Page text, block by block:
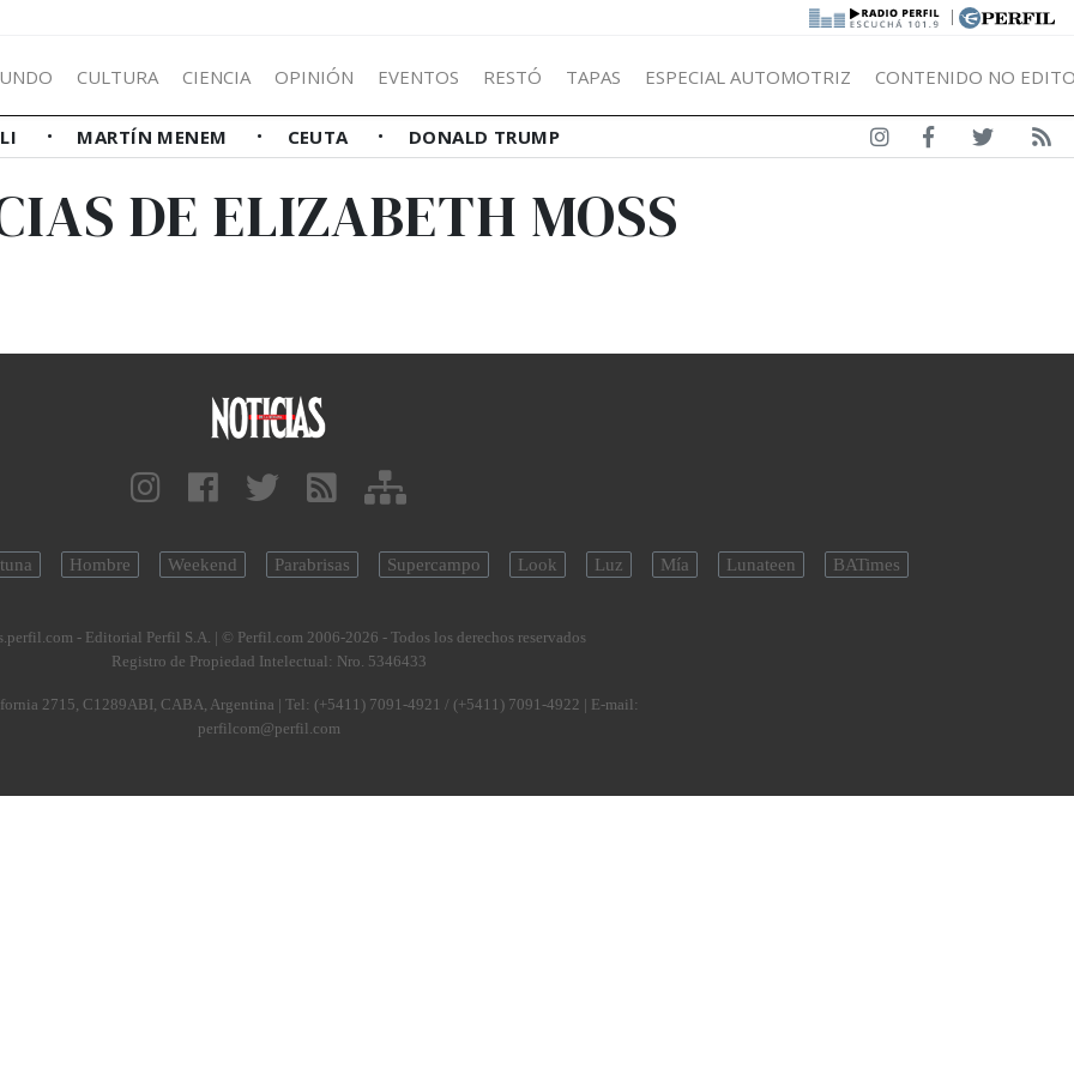
|
CULTURA CIENCIA OPINIÓN EVENTOS RESTÓ TAPAS ESPECIAL AUTOMOTRIZ CONTENIDO NO
MARTÍN MENEM CEUTA DONALD TRUMP
DE ELIZABETH MOSS
Hombre Weekend Parabrisas Supercampo Look Luz Mía Lunateen BATimes
- Editorial Perfil S.A. | © Perfil.com 2006-2026 - Todos los derechos reservados
Registro de Propiedad Intelectual: Nro. 5346433
2715, C1289ABI, CABA, Argentina | Tel: (+5411) 7091-4921 / (+5411) 7091-4922 | E-mail:
perfilcom@perfil.com